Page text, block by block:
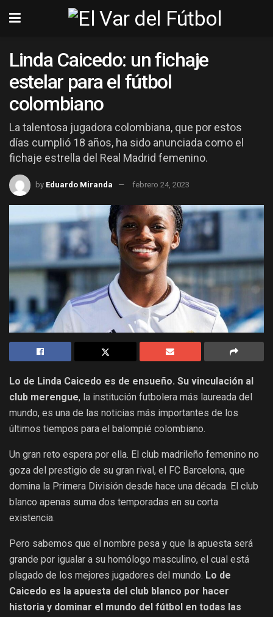
Linda Caicedo: un fichaje
estelar para el fútbol
colombiano
La talentosa jugadora colombiana, que por estos
días cumplió 18 años, ha sido anunciada como el
fichaje estrella del Real Madrid femenino.
by Eduardo Miranda febrero 24, 2023
Lo de Linda Caicedo es de ensueño. Su vinculación al
club merengue, la institución futbolera más laureada del
mundo, es una de las noticias más importantes de los
últimos tiempos para el balompié colombiano.
Un gran reto espera por ella. El club madrileño femenino no
goza del prestigio de su gran rival, el FC Barcelona, que
domina la Primera División desde hace una década. El club
blanco apenas suma dos temporadas en su corta
existencia.
Pero sabemos que el nombre pesa y que la apuesta será
grande por igualar a su homólogo masculino, el cual está
plagado de los mejores jugadores del mundo. Lo de
Caicedo es la apuesta del club blanco por hacer
historia y dominar el mundo del fútbol en todas las